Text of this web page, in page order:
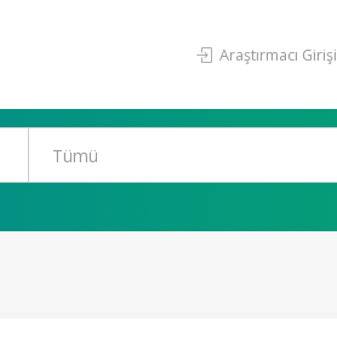
Araştırmacı Girişi